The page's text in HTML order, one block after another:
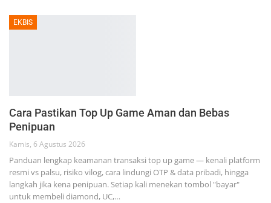
EKBIS
Cara Pastikan Top Up Game Aman dan Bebas
Penipuan
Kamis, 6 Agustus 2026
Panduan lengkap keamanan transaksi top up game — kenali platform
resmi vs palsu, risiko vilog, cara lindungi OTP & data pribadi, hingga
langkah jika kena penipuan. Setiap kali menekan tombol "bayar"
untuk membeli diamond, UC,…